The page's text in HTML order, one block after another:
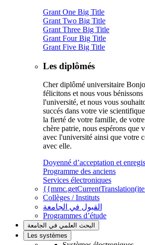
Grant One Big Title
Grant Two Big Title
Grant Three Big Title
Grant Four Big Title
Grant Five Big Title
Les diplômés
Cher diplômé universitaire
félicitons et nous vous
l'université, et nous vous
succés dans votre vie
la fierté de votre famille, de
chère patrie, nous espérons que
avec l'université ainsi que votre
avec elle.
Doyenné d’acceptation et
Programme des anciens
Services électroniques
Collèges / Instituts
القبول في الجامعة
Programmes d’étude
البحث العلمي في الجامعة
Les systèmes